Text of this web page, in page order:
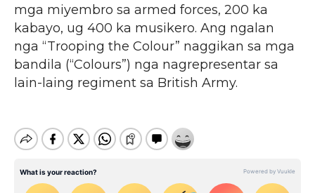
mga miyembro sa armed forces, 200 ka
kabayo, ug 400 ka musikero. Ang ngalan
nga “Trooping the Colour” naggikan sa mga
bandila (“Colours”) nga nagrepresentar sa
lain-laing regiment sa British Army.